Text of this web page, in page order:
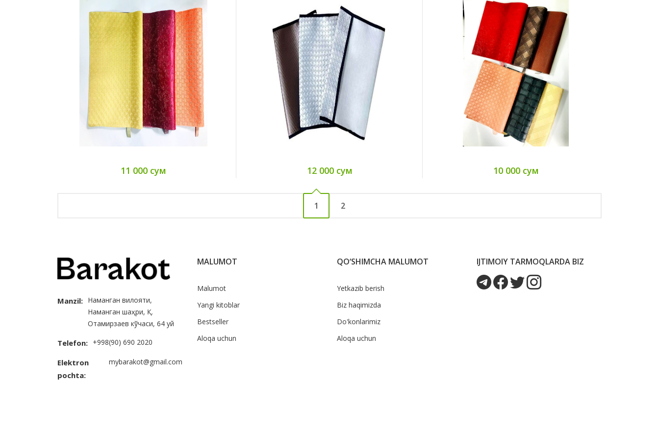
11 000 сум 12 000 сум 10 000 сум
1 2
Manzil: Наманган вилояти,
Наманган шаҳри, Қ.
Отамирзаев кўчаси, 64 уй
Telefon: +998(90) 690 2020
Elektron
pochta:
mybarakot@gmail.com
MALUMOT
Malumot
Yangi kitoblar
Bestseller
Aloqa uchun
QO‘SHIMCHA MALUMOT
Yetkazib berish
Biz haqimizda
Do'konlarimiz
Aloqa uchun
IJTIMOIY TARMOQLARDA BIZ